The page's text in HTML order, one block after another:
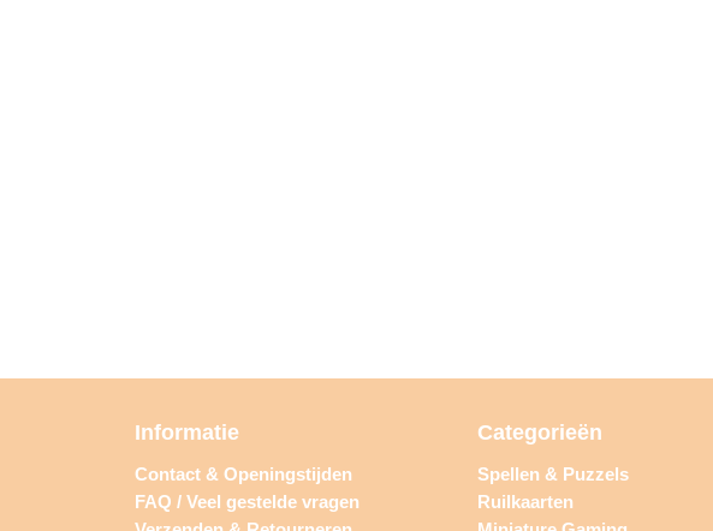
Informatie
Contact & Openingstijden
FAQ / Veel gestelde vragen
Categorieën
Spellen & Puzzels
Ruilkaarten